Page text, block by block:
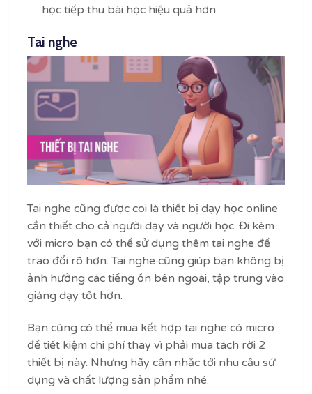
học tiếp thu bài học hiệu quả hơn.
Tai nghe
Tai nghe cũng được coi là thiết bị dạy học online
cần thiết cho cả người dạy và người học. Đi kèm
với micro bạn có thể sử dụng thêm tai nghe để
trao đổi rõ hơn. Tai nghe cũng giúp bạn không bị
ảnh hưởng các tiếng ồn bên ngoài, tập trung vào
giảng dạy tốt hơn.
Bạn cũng có thể mua kết hợp tai nghe có micro
để tiết kiệm chi phí thay vì phải mua tách rời 2
thiết bị này. Nhưng hãy cân nhắc tới nhu cầu sử
dụng và chất lượng sản phẩm nhé.